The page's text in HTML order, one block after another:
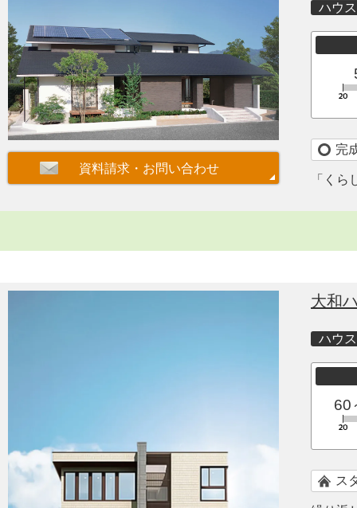
ハウ
完
「く
大和
ハウ
60
ス